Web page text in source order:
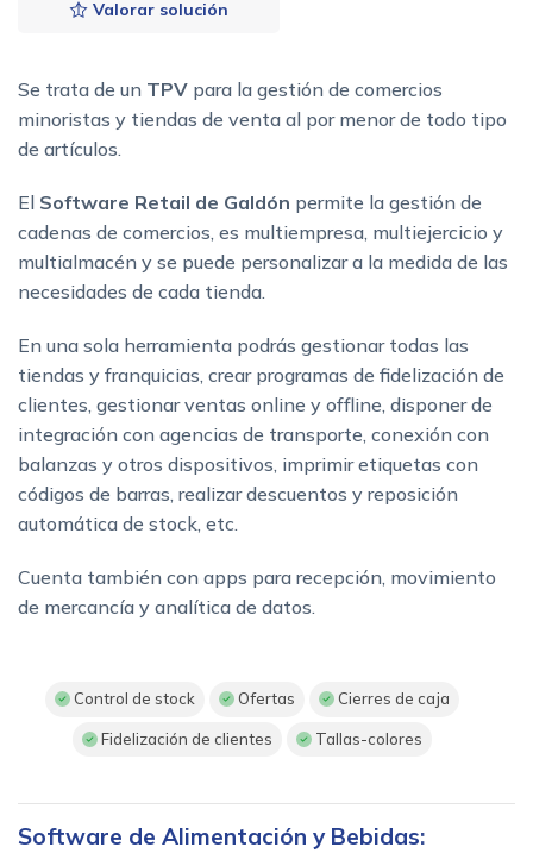
Valorar solución
Se trata de un TPV para la gestión de comercios
minoristas y tiendas de venta al por menor de todo tipo
de artículos.
El Software Retail de Galdón permite la gestión de
cadenas de comercios, es multiempresa, multiejercicio y
multialmacén y se puede personalizar a la medida de las
necesidades de cada tienda.
En una sola herramienta podrás gestionar todas las
tiendas y franquicias, crear programas de fidelización de
clientes, gestionar ventas online y offline, disponer de
integración con agencias de transporte, conexión con
balanzas y otros dispositivos, imprimir etiquetas con
códigos de barras, realizar descuentos y reposición
automática de stock, etc.
Cuenta también con apps para recepción, movimiento
de mercancía y analítica de datos.
Control de stock Ofertas Cierres de caja
Fidelización de clientes Tallas-colores
Software de Alimentación y Bebidas: